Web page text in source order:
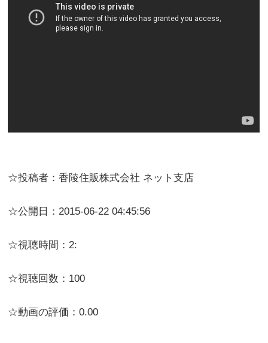
☆投稿者：香陵住販株式会社 ネット支店
☆公開日：2015-06-22 04:45:56
☆視聴時間：2:
☆視聴回数：100
☆動画の評価：0.00